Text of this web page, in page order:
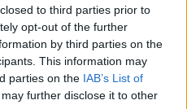
to third parties prior to
opt-out of the further
by third parties on the
This information may
parties on the IAB’s List of
further disclose it to other